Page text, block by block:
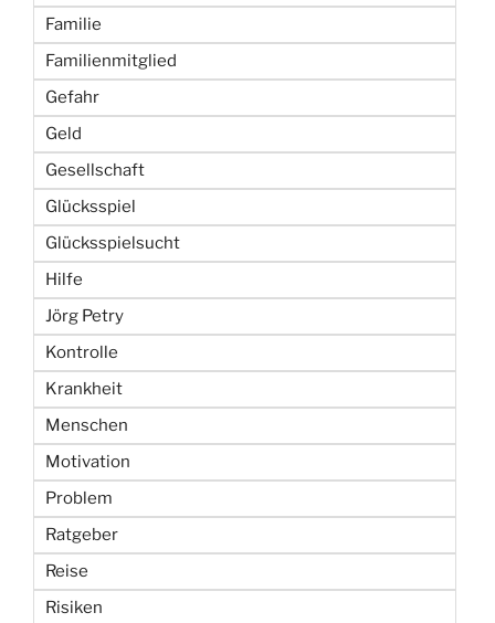
Familie
Familienmitglied
Gefahr
Geld
Gesellschaft
Glücksspiel
Glücksspielsucht
Hilfe
Jörg Petry
Kontrolle
Krankheit
Menschen
Motivation
Problem
Ratgeber
Reise
Risiken